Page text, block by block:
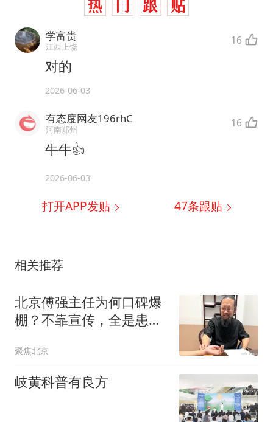
学富贵
江西上饶 16
对的
2026-06-03
有态度网友196rhC
河南郑州 16
牛牛👍
2026-06-03
打开APP发贴 47条跟贴
相关推荐
北京傅强主任为何口碑爆
棚？不靠宣传，全是患者
聚焦北京
岐黄科普有良方